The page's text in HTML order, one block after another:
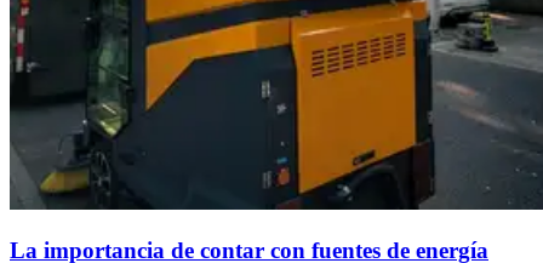
La importancia de contar con fuentes de energía